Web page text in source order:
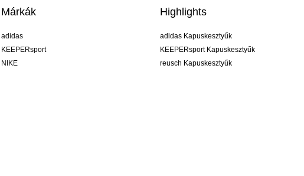
Márkák
adidas
KEEPERsport
NIKE
Highlights
adidas Kapuskesztyűk
KEEPERsport Kapuskesztyűk
reusch Kapuskesztyűk